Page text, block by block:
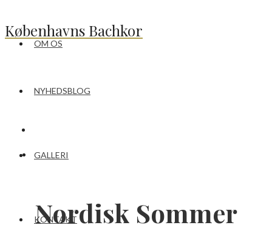
OM OS
Københavns Bachkor
NYHEDSBLOG
GALLERI
KONTAKT
Nordisk Sommer